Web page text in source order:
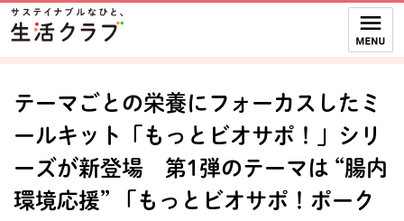
ページの先頭です。
本文へジャンプする。
ここからサイト内共通メニューです。
サイト内共通メニューをスキップする
サイト内共通メニューここまで。
テーマごとの栄養にフォーカスしたミ
ールキット「もっとビオサポ！」シリ
ーズが新登場 第1弾のテーマは “腸内
環境応援” 「もっとビオサポ！ポーク